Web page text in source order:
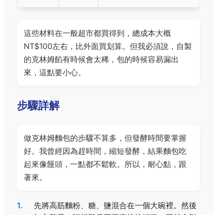
這些材料在一般超市都買得到，總成本大概
NT$100左右，比外面買划算。但我必須說，自製
的克林姆餡有時候會太稀，包的時候容易漏出
來，這點要小心。
步驟詳解
做克林姆麵包的步驟不算多，但發酵時間要掌握
好。我曾經因為趕時間，縮短發酵，結果麵包吃
起來像饅頭，一點都不鬆軟。所以，耐心點，跟
著來。
先將高筋麵粉、糖、鹽混合在一個大碗裡。然後